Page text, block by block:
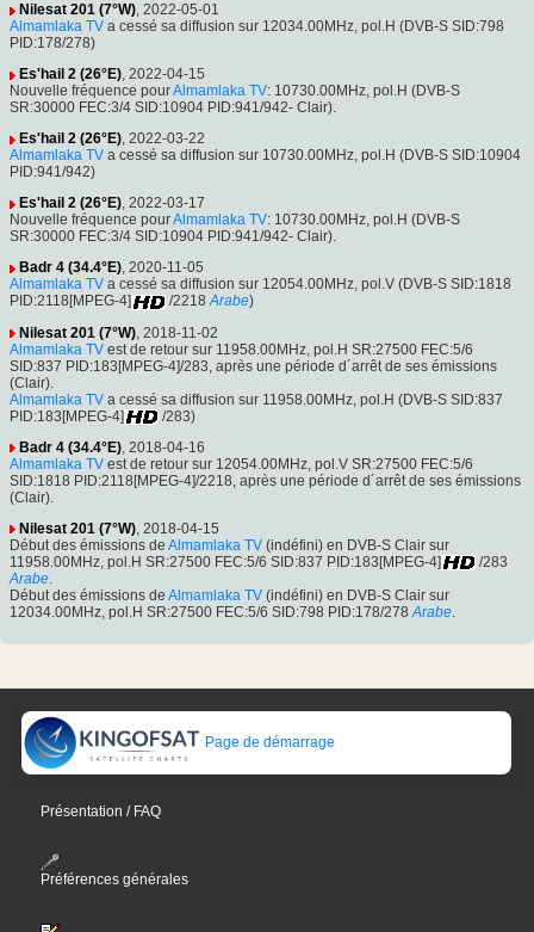
Nilesat 201 (7°W), 2022-05-01
Almamlaka TV a cessé sa diffusion sur 12034.00MHz, pol.H (DVB-S SID:798
PID:178/278)
Es'hail 2 (26°E), 2022-04-15
Nouvelle fréquence pourAlmamlaka TV: 10730.00MHz, pol.H (DVB-S
SR:30000 FEC:3/4 SID:10904 PID:941/942- Clair).
Es'hail 2 (26°E), 2022-03-22
Almamlaka TV a cessé sa diffusion sur 10730.00MHz, pol.H (DVB-S SID:10904
PID:941/942)
Es'hail 2 (26°E), 2022-03-17
Nouvelle fréquence pourAlmamlaka TV: 10730.00MHz, pol.H (DVB-S
SR:30000 FEC:3/4 SID:10904 PID:941/942- Clair).
Badr 4 (34.4°E), 2020-11-05
Almamlaka TV a cessé sa diffusion sur 12054.00MHz, pol.V (DVB-S SID:1818
PID:2118[MPEG-4]
/2218 Arabe)
Nilesat 201 (7°W) , 2018-11-02
Almamlaka TV est de retour sur 11958.00MHz, pol.H SR:27500 FEC:5/6
SID:837 PID:183[MPEG-4]/283, après une période d´arrêt de ses émissions
(Clair).
Almamlaka TV a cessé sa diffusion sur 11958.00MHz, pol.H (DVB-S SID:837
PID:183[MPEG-4]
/283)
Badr 4 (34.4°E), 2018-04-16
Almamlaka TV est de retour sur 12054.00MHz, pol.V SR:27500 FEC:5/6
SID:1818 PID:2118[MPEG-4]/2218, après une période d´arrêt de ses émissions
(Clair).
Nilesat 201 (7°W), 2018-04-15
Début des émissions de Almamlaka TV (indéfini) en DVB-S Clair sur
11958.00MHz, pol.H SR:27500 FEC:5/6 SID:837 PID:183[MPEG-4]
/283
Arabe.
Début des émissions de Almamlaka TV (indéfini) en DVB-S Clair sur
12034.00MHz, pol.H SR:27500 FEC:5/6 SID:798 PID:178/278 Arabe.
Page de démarrage
Présentation / FAQ
Préférences générales